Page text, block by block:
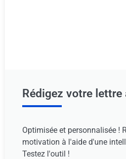
Rédigez votre lettre
Optimisée et personnalisée !
motivation à l'aide d'une
Testez l'outil !